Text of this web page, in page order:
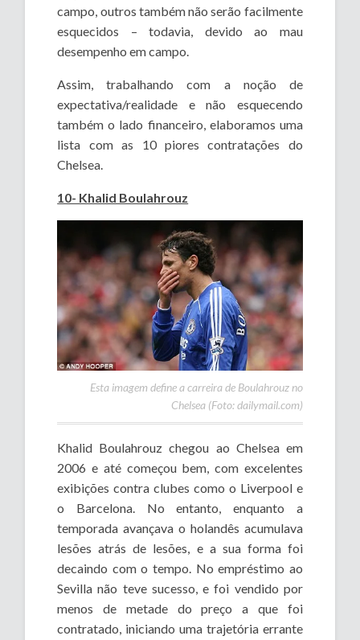
campo, outros também não serão facilmente
esquecidos – todavia, devido ao mau
desempenho em campo.
Assim, trabalhando com a noção de
expectativa/realidade e não esquecendo
também o lado financeiro, elaboramos uma
lista com as 10 piores contratações do
Chelsea.
10- Khalid Boulahrouz
Esta imagem define a carreira de Boulahrouz no
Chelsea (Foto: dailymail.com)
Khalid Boulahrouz chegou ao Chelsea em
2006 e até começou bem, com excelentes
exibições contra clubes como o Liverpool e
o Barcelona. No entanto, enquanto a
temporada avançava o holandês acumulava
lesões atrás de lesões, e a sua forma foi
decaindo com o tempo. No empréstimo ao
Sevilla não teve sucesso, e foi vendido por
menos de metade do preço a que foi
contratado, iniciando uma trajetória errante